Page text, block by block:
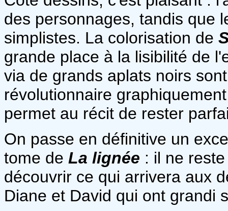
des personnages, tandis que
simplistes. La colorisation de
grande place à la lisibilité de
via de grands aplats noirs
révolutionnaire
permet au récit de rester
On passe en définitive un
tome de La lignée : il ne
découvrir ce qui arrivera aux
Diane et David qui ont grandi